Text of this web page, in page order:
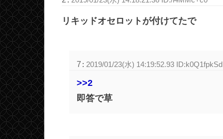
リキッドオセロットが付けてたで
7 : 2019/01/23(水) 14:19:52.93 ID:k0Q1fpkSd
>>2
即答で草